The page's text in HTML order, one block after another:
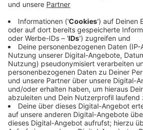
Aktuell werden 68 Menschen nach
Infektion in einer Klinik behandelt;
Intensivstationen. Zum Vergleich: Im
ähnlichen Inzidenz-Zahlen so aus:
Menschen in Krankenhäusern und
Intensivstationen behandelt
Düsseldorf ist allerdings ein weiterer
Folgen seiner Corona-Infektion
aus den aktuellen Zahlen hervor,
Robert-Koch-Institut veröffentlicht